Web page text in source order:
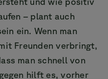
– plant auch
ein. Wenn man
Freunden verbringt,
man schnell von
hilft es, vorher